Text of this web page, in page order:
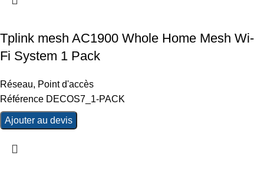
Tplink mesh AC1900 Whole Home Mesh Wi-
Fi System 1 Pack
Réseau, Point d'accès
Référence DECOS7_1-PACK
Ajouter au devis